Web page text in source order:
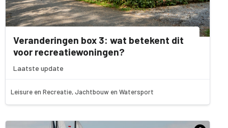
Veranderingen box 3: wat betekent dit
voor recreatiewoningen?
Laatste update
Leisure en Recreatie, Jachtbouw en Watersport